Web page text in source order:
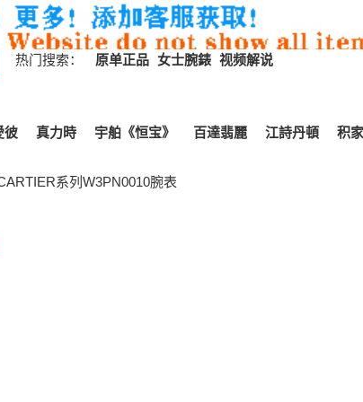
热门搜索： 原单正品 女士腕錶 视频解说
彼 真力時 宇舶《恒宝》 百達翡麗 江詩丹頓 积家
系列W3PN0010腕表